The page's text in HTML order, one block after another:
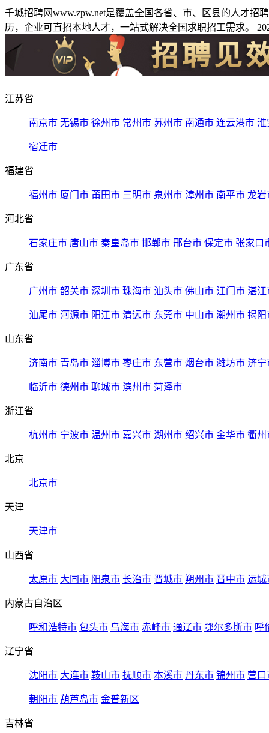
千城招聘网www.zpw.net是覆盖全国各省、市、区县的人才
历，企业可直招本地人才，一站式解决全国求职招工需求。
江苏省
南京市 无锡市 徐州市 常州市 苏州市 南通市 连云港市 淮
宿迁市
福建省
福州市 厦门市 莆田市 三明市 泉州市 漳州市 南平市 龙岩
河北省
石家庄市 唐山市 秦皇岛市 邯郸市 邢台市 保定市 张家口
广东省
广州市 韶关市 深圳市 珠海市 汕头市 佛山市 江门市 湛江
汕尾市 河源市 阳江市 清远市 东莞市 中山市 潮州市 揭阳
山东省
济南市 青岛市 淄博市 枣庄市 东营市 烟台市 潍坊市 济宁
临沂市 德州市 聊城市 滨州市 菏泽市
浙江省
杭州市 宁波市 温州市 嘉兴市 湖州市 绍兴市 金华市 衢州
北京
北京市
天津
天津市
山西省
太原市 大同市 阳泉市 长治市 晋城市 朔州市 晋中市 运城
内蒙古自治区
呼和浩特市 包头市 乌海市 赤峰市 通辽市 鄂尔多斯市 呼
辽宁省
沈阳市 大连市 鞍山市 抚顺市 本溪市 丹东市 锦州市 营口
朝阳市 葫芦岛市 金普新区
吉林省